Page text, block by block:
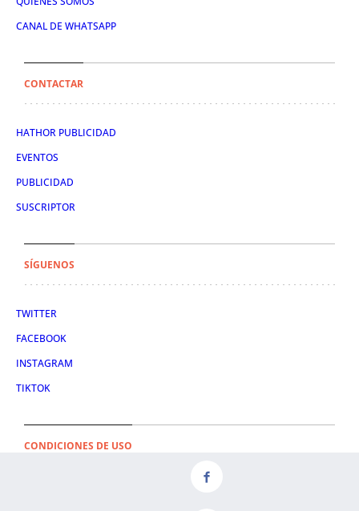
CANAL DE WHATSAPP
CONTACTAR
HATHOR PUBLICIDAD
EVENTOS
PUBLICIDAD
SUSCRIPTOR
SÍGUENOS
TWITTER
FACEBOOK
INSTAGRAM
TIKTOK
CONDICIONES DE USO